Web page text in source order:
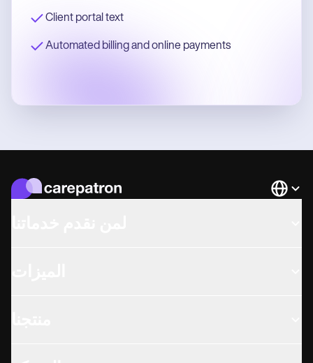
Client portal text
Automated billing and online payments